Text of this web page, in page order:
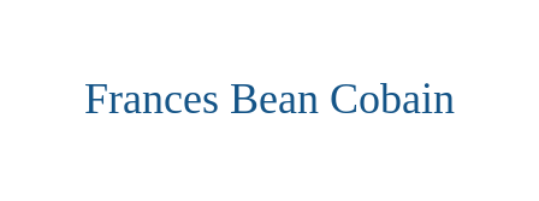
Frances Bean Cobain